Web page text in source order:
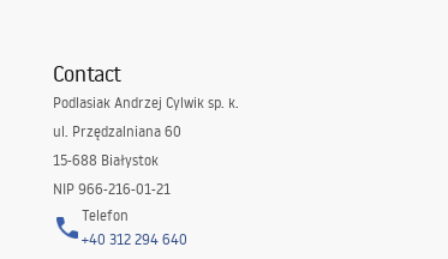
Contact
Podlasiak Andrzej Cylwik sp. k.
ul. Przędzalniana 60
15-688 Białystok
NIP 966-216-01-21
Telefon
+40 312 294 640